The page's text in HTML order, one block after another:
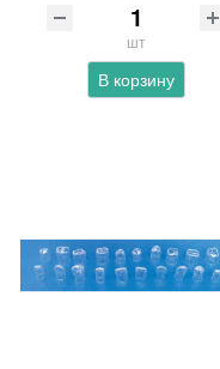
шт
В корзину